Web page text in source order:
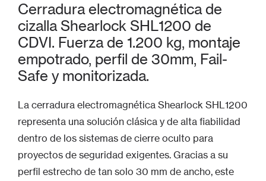
Cerradura electromagnética de
cizalla Shearlock SHL1200 de
CDVI. Fuerza de 1.200 kg, montaje
empotrado, perfil de 30mm, Fail-
Safe y monitorizada.
La cerradura electromagnética Shearlock SHL1200
representa una solución clásica y de alta fiabilidad
dentro de los sistemas de cierre oculto para
proyectos de seguridad exigentes. Gracias a su
perfil estrecho de tan solo 30 mm de ancho, este